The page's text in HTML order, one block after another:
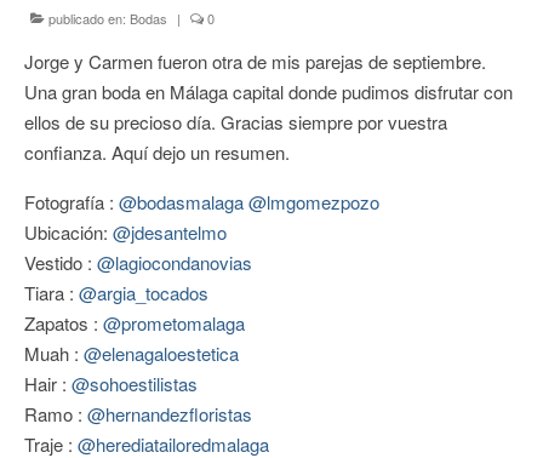
CORPORATIVAS
SEMANA SANTA
BLOG
SOBRE LM
CONTACTO
publicado en: Bodas | 0
Jorge y Carmen fueron otra de mis parejas de septiembre.
Una gran boda en Málaga capital donde pudimos disfrutar con
ellos de su precioso día. Gracias siempre por vuestra
confianza. Aquí dejo un resumen.
Fotografía : @bodasmalaga@lmgomezpozo
Ubicación: @jdesantelmo
Vestido : @lagiocondanovias
Tiara : @argia_tocados
Zapatos : @prometomalaga
Muah : @elenagaloestetica
Hair : @sohoestilistas
Ramo : @hernandezfloristas
Traje : @herediatailoredmalaga